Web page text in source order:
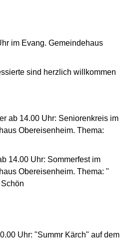
im Evang. Gemeindehaus
sind herzlich willkommen
ab 14.00 Uhr: Seniorenkreis im
Obereisenheim. Thema:
14.00 Uhr: Sommerfest im
Obereisenheim. Thema: "
Uhr: "Summr Kärch" auf dem